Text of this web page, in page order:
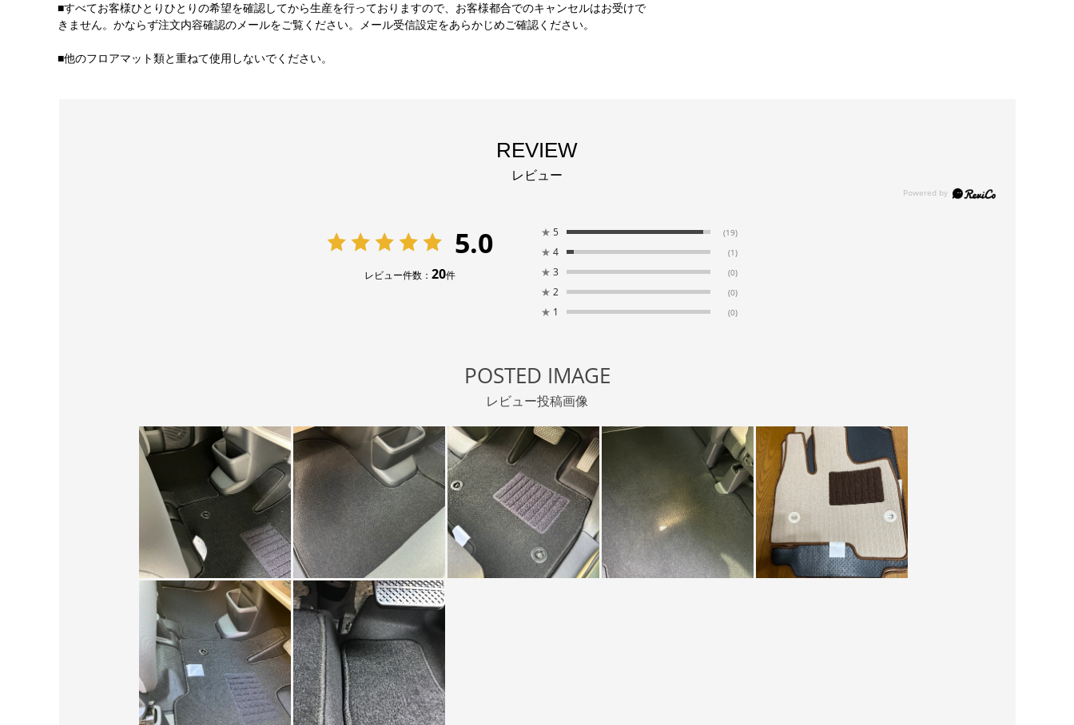
■すべてお客様ひとりひとりの希望を確認してから生産を行っておりますので、お客様都合でのキャンセルはお受けで
きません。かならず注文内容確認のメールをご覧ください。メール受信設定をあらかじめご確認ください。
■他のフロアマット類と重ねて使用しないでください。
REVIEW
レビュー
5.0
レビュー件数： 20件
★ 5 (19)
★ 4 (1)
★ 3 (0)
★ 2 (0)
★ 1 (0)
POSTED IMAGE
レビュー投稿画像